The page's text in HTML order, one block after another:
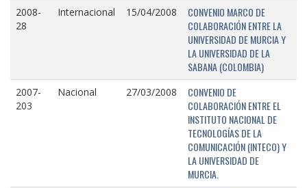
2008-
28
Internacional 15/04/2008
CONVENIO MARCO DE
COLABORACIÓN ENTRE LA
UNIVERSIDAD DE MURCIA Y
LA UNIVERSIDAD DE LA
SABANA (COLOMBIA)
2007-
203
Nacional 27/03/2008
CONVENIO DE
COLABORACIÓN ENTRE EL
INSTITUTO NACIONAL DE
TECNOLOGÍAS DE LA
COMUNICACIÓN (INTECO) Y
LA UNIVERSIDAD DE
MURCIA.